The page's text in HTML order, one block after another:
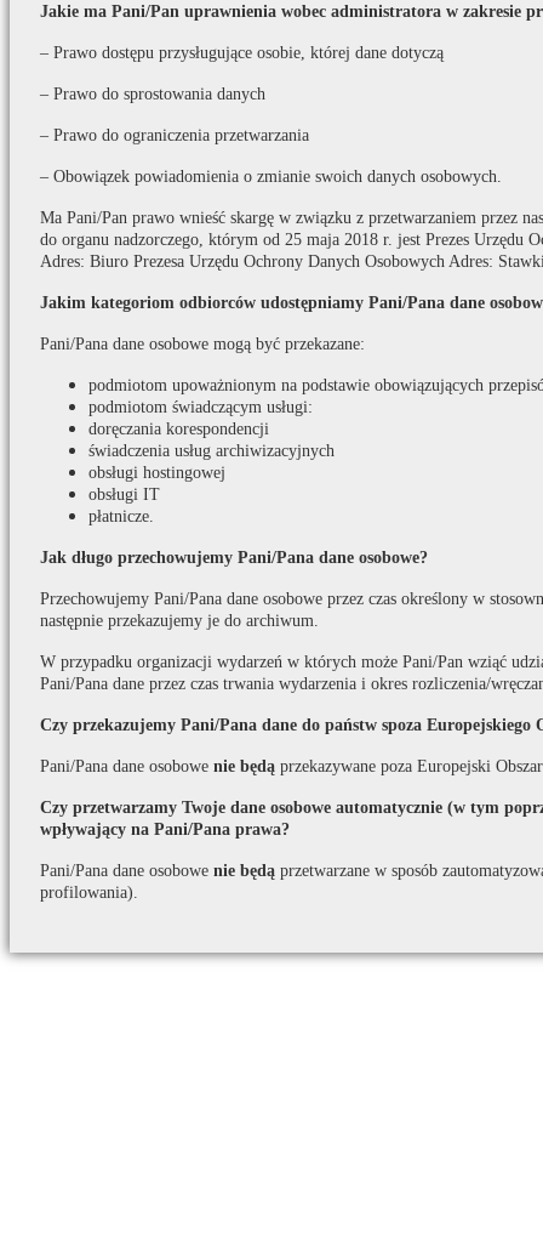
Jakie ma Pani/Pan uprawnienia wobec administratora w zakresie
– Prawo dostępu przysługujące osobie, której dane dotyczą
– Prawo do sprostowania danych
– Prawo do ograniczenia przetwarzania
– Obowiązek powiadomienia o zmianie swoich danych osobowych.
Ma Pani/Pan prawo wnieść skargę w związku z przetwarzaniem przez
do organu nadzorczego, którym od 25 maja 2018 r. jest Prezes Urzędu
Adres: Biuro Prezesa Urzędu Ochrony Danych Osobowych Adres:
Jakim kategoriom odbiorców udostępniamy Pani/Pana dane
Pani/Pana dane osobowe mogą być przekazane:
podmiotom upoważnionym na podstawie obowiązujących
podmiotom świadczącym usługi:
doręczania korespondencji
świadczenia usług archiwizacyjnych
obsługi hostingowej
obsługi IT
płatnicze.
Jak długo przechowujemy Pani/Pana dane osobowe?
Przechowujemy Pani/Pana dane osobowe przez czas określony w
następnie przekazujemy je do archiwum.
W przypadku organizacji wydarzeń w których może Pani/Pan wziąć
Pani/Pana dane przez czas trwania wydarzenia i okres rozliczenia/
Czy przekazujemy Pani/Pana dane do państw spoza Europejskiego
Pani/Pana dane osobowe nie będą przekazywane poza Europejski
Czy przetwarzamy Twoje dane osobowe automatycznie (w tym
wpływający na Pani/Pana prawa?
Pani/Pana dane osobowe nie będą przetwarzane w sposób
profilowania).